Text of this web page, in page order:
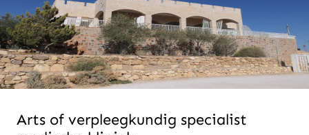
Arts of verpleegkundig specialist